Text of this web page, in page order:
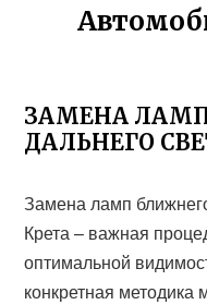
ЗАМЕНА
ДАЛЬНЕГО
Замена ламп
Крета – важная
оптимальной
конкретная методика